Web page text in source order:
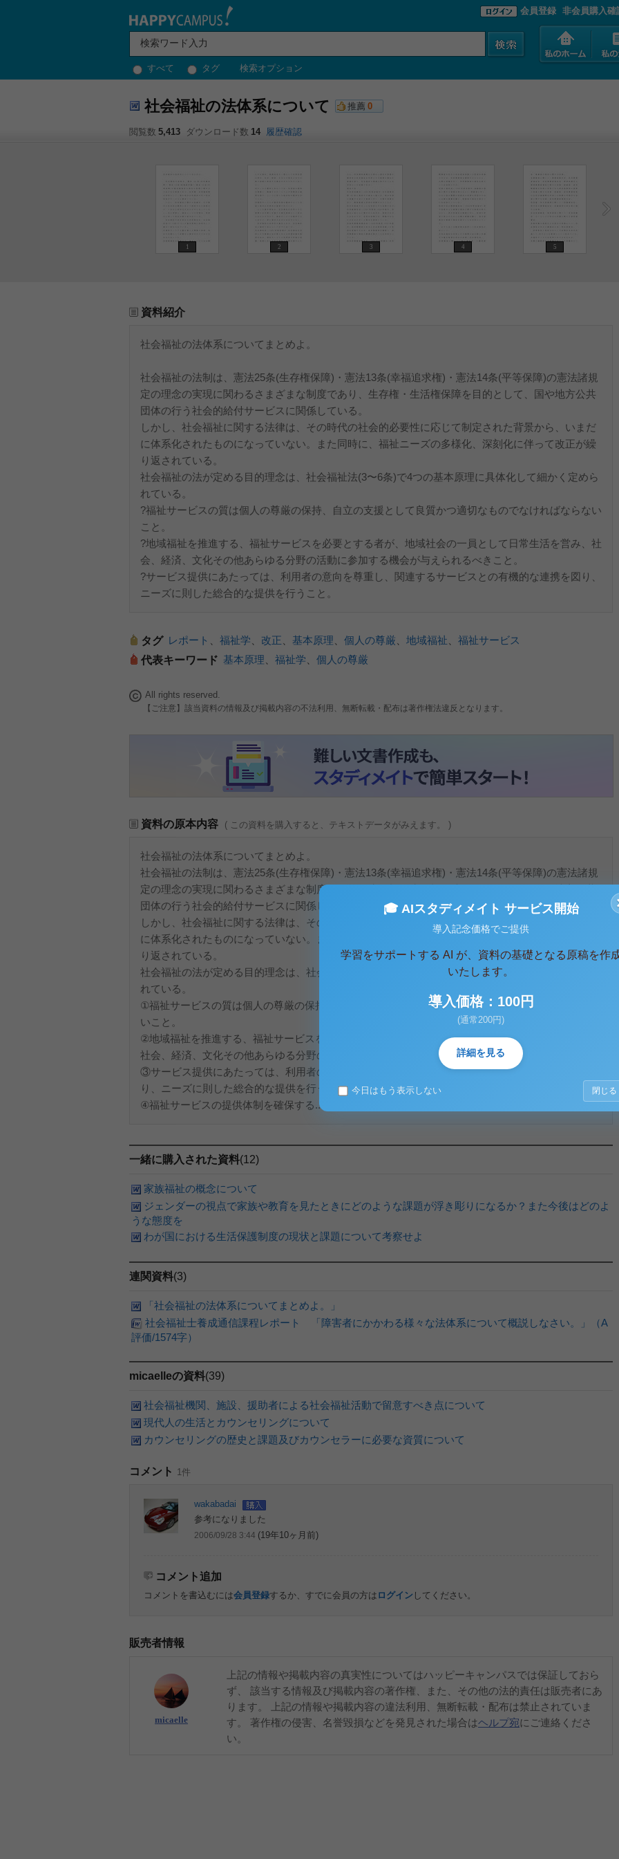
すべて タグ 検索オプション
会員登録 非会員購入確
社会福祉の法体系について 推薦 0
閲覧数 5,413 ダウンロード数 14 履歴確認
1 2 3 4 5
資料紹介
社会福祉の法体系についてまとめよ。
社会福祉の法制は、憲法25条(生存権保障)・憲法13条(幸福追求権)・憲法14条(平等保障)の憲法諸規
定の理念の実現に関わるさまざまな制度であり、生存権・生活権保障を目的として、国や地方公共
団体の行う社会的給付サービスに関係している。
しかし、社会福祉に関する法律は、その時代の社会的必要性に応じて制定された背景から、いまだ
に体系化されたものになっていない。また同時に、福祉ニーズの多様化、深刻化に伴って改正が繰
り返されている。
社会福祉の法が定める目的理念は、社会福祉法(3〜6条)で4つの基本原理に具体化して細かく定めら
れている。
?福祉サービスの質は個人の尊厳の保持、自立の支援として良質かつ適切なものでなければならない
こと。
?地域福祉を推進する、福祉サービスを必要とする者が、地域社会の一員として日常生活を営み、社
会、経済、文化その他あらゆる分野の活動に参加する機会が与えられるべきこと。
?サービス提供にあたっては、利用者の意向を尊重し、関連するサービスとの有機的な連携を図り、
ニーズに則した総合的な提供を行うこと。
タグ レポート 福祉学 改正 基本原理 個人の尊厳 地域福祉
福祉サービス
代表キーワード 基本原理 福祉学 個人の尊厳
All rights reserved.
【ご注意】該当資料の情報及び掲載内容の不法利用、無断転載・配布は著作権法違反となります。
資料の原本内容 ( この資料を購入すると、テキストデータがみえます。 )
社会福祉の法体系についてまとめよ。
社会福祉の法制は、憲法25条(生存権保障)・憲法13条(幸福追求権)・憲法14条(平等保障)の憲法諸規
定の理念の実現に関わるさまざまな制度であり、生存権・生活権保障を目的として、国や地方公共
団体の行う社会的給付サービスに関係している。
しかし、社会福祉に関する法律は、その時代の社会的必要性に応じて制定された背景から、いまだ
に体系化されたものになっていない。また同時に、福祉ニーズの多様化、深刻化に伴って改正が繰
り返されている。
社会福祉の法が定める目的理念は、社会福祉法(3～6条)で4つの基本原理に具体化して細かく定めら
れている。
①福祉サービスの質は個人の尊厳の保持、自立の支援として良質かつ適切なものでなければならな
いこと。
②地域福祉を推進する、福祉サービスを必要とする者が、地域社会の一員として日常生活を営み、
社会、経済、文化その他あらゆる分野の活動に参加する機会が与えられるべきこと。
③サービス提供にあたっては、利用者の意向を尊重し、関連するサービスとの有機的な連携を図
り、ニーズに則した総合的な提供を行うこと。
④福祉サービスの提供体制を確保する...
一緒に購入された資料(12)
家族福祉の概念について
ジェンダーの視点で家族や教育を見たときにどのような課題が浮き彫りになるか？また今後はどのよ
うな態度を
わが国における生活保護制度の現状と課題について考察せよ
連関資料(3)
「社会福祉の法体系についてまとめよ。」
社会福祉士養成通信課程レポート 「障害者にかかわる様々な法体系について概説しなさい。」（A
評価/1574字）
micaelleの資料(39)
社会福祉機関、施設、援助者による社会福祉活動で留意すべき点について
現代人の生活とカウンセリングについて
カウンセリングの歴史と課題及びカウンセラーに必要な資質について
コメント 1件
wakabadai
参考になりました
2006/09/28 3:44 (19年10ヶ月前)
コメント追加
コメントを書込むには会員登録するか、すでに会員の方は ログイン してください。
販売者情報
micaelle
上記の情報や掲載内容の真実性についてはハッピーキャンパスでは保証しておら
ず、 該当する情報及び掲載内容の著作権、また、その他の法的責任は販売者にあ
ります。 上記の情報や掲載内容の違法利用、無断転載・配布は禁止されていま
す。 著作権の侵害、名誉毀損などを発見された場合はヘルプ宛にご連絡くださ
い。
🎓 AIスタディメイト サービス開始
導入記念価格でご提供
学習をサポートする AI が、資料の基礎となる原稿を作
いたします。
導入価格：100円
(通常200円)
詳細を見る
今日はもう表示しない 閉じる